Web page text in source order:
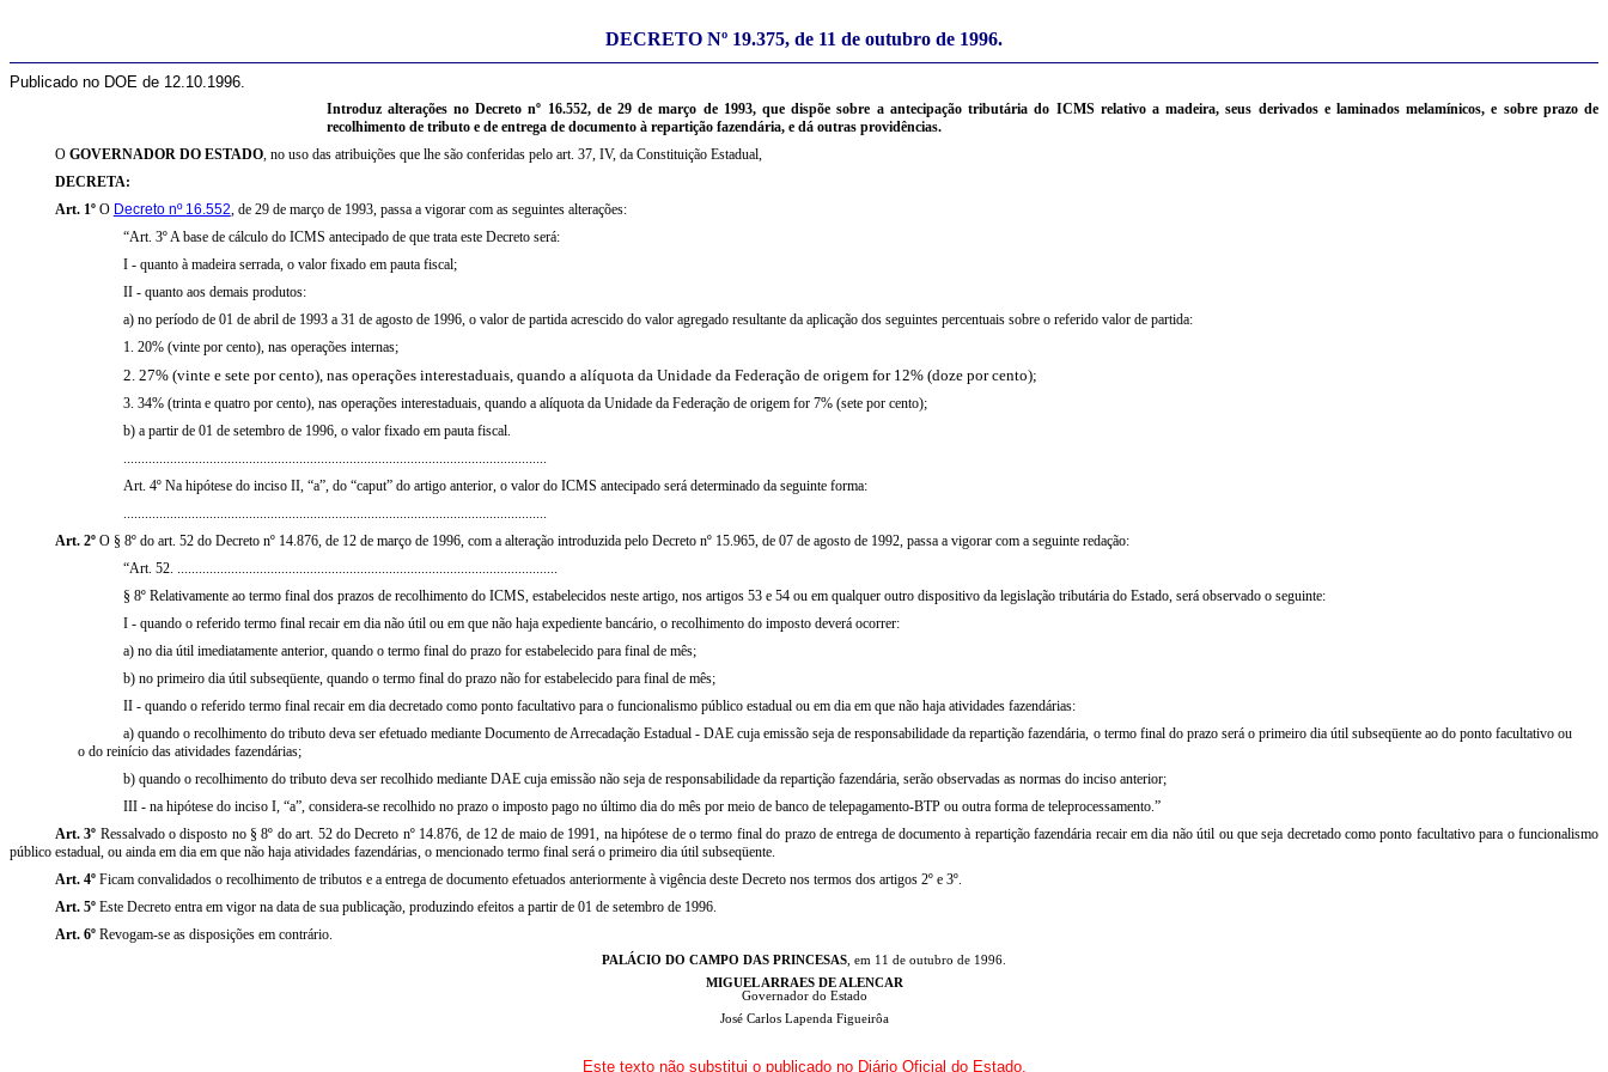
DECRETO Nº 19.375, de 11 de outubro de 1996.
Publicado no DOE de 12.10.1996.
Introduz alterações no Decreto nº 16.552, de 29 de março de 1993, que dispõe sobre a antecipação tributária do ICMS relativo a madeira, seus derivados e laminados melamínicos, e sobre prazo de
recolhimento de tributo e de entrega de documento à repartição fazendária, e dá outras providências.
O GOVERNADOR DO ESTADO, no uso das atribuições que lhe são conferidas pelo art. 37, IV, da Constituição Estadual,
DECRETA:
Art. 1ºO Decreto nº 16.552 , de 29 de março de 1993, passa a vigorar com as seguintes alterações:
“Art. 3º A base de cálculo do ICMS antecipado de que trata este Decreto será:
I - quanto à madeira serrada, o valor fixado em pauta fiscal;
II - quanto aos demais produtos:
a) no período de 01 de abril de 1993 a 31 de agosto de 1996, o valor de partida acrescido do valor agregado resultante da aplicação dos seguintes percentuais sobre o referido valor de partida:
1. 20% (vinte por cento), nas operações internas;
2. 27% (vinte e sete por cento), nas operações interestaduais, quando a alíquota da Unidade da Federação de origem for 12% (doze por cento);
3. 34% (trinta e quatro por cento), nas operações interestaduais, quando a alíquota da Unidade da Federação de origem for 7% (sete por cento);
b) a partir de 01 de setembro de 1996, o valor fixado em pauta fiscal.
Art. 4º Na hipótese do inciso II, “a”, do “caput” do artigo anterior, o valor do ICMS antecipado será determinado da seguinte forma:
Art. 2ºO § 8º do art. 52 do Decreto nº 14.876, de 12 de março de 1996, com a alteração introduzida pelo Decreto nº 15.965, de 07 de agosto de 1992, passa a vigorar com a seguinte redação:
“Art. 52. ..........................................................................................................
§ 8º Relativamente ao termo final dos prazos de recolhimento do ICMS, estabelecidos neste artigo, nos artigos 53 e 54 ou em qualquer outro dispositivo da legislação tributária do Estado, será observado o seguinte:
I - quando o referido termo final recair em dia não útil ou em que não haja expediente bancário, o recolhimento do imposto deverá ocorrer:
a) no dia útil imediatamente anterior, quando o termo final do prazo for estabelecido para final de mês;
b) no primeiro dia útil subseqüente, quando o termo final do prazo não for estabelecido para final de mês;
II - quando o referido termo final recair em dia decretado como ponto facultativo para o funcionalismo público estadual ou em dia em que não haja atividades fazendárias:
a) quando o recolhimento do tributo deva ser efetuado mediante Documento de Arrecadação Estadual - DAE cuja emissão seja de responsabilidade da repartição fazendária, o termo final do prazo será o primeiro dia útil subseqüente ao do ponto facultativo ou
o do reinício das atividades fazendárias;
b) quando o recolhimento do tributo deva ser recolhido mediante DAE cuja emissão não seja de responsabilidade da repartição fazendária, serão observadas as normas do inciso anterior;
III - na hipótese do inciso I, “a”, considera-se recolhido no prazo o imposto pago no último dia do mês por meio de banco de telepagamento-BTP ou outra forma de teleprocessamento.”
Art. 3º Ressalvado o disposto no § 8º do art. 52 do Decreto nº 14.876, de 12 de maio de 1991, na hipótese de o termo final do prazo de entrega de documento à repartição fazendária recair em dia não útil ou que seja decretado como ponto facultativo para o funcionalismo
público estadual, ou ainda em dia em que não haja atividades fazendárias, o mencionado termo final será o primeiro dia útil subseqüente.
Art. 4ºFicam convalidados o recolhimento de tributos e a entrega de documento efetuados anteriormente à vigência deste Decreto nos termos dos artigos 2º e 3º.
Art. 5ºEste Decreto entra em vigor na data de sua publicação, produzindo efeitos a partir de 01 de setembro de 1996.
Art. 6ºRevogam-se as disposições em contrário.
PALÁCIO DO CAMPO DAS PRINCESAS , em 11 de outubro de 1996.
MIGUEL ARRAES DE ALENCAR
Governador do Estado
José Carlos Lapenda Figueirôa
Este texto não substitui o publicado no Diário Oficial do Estado.